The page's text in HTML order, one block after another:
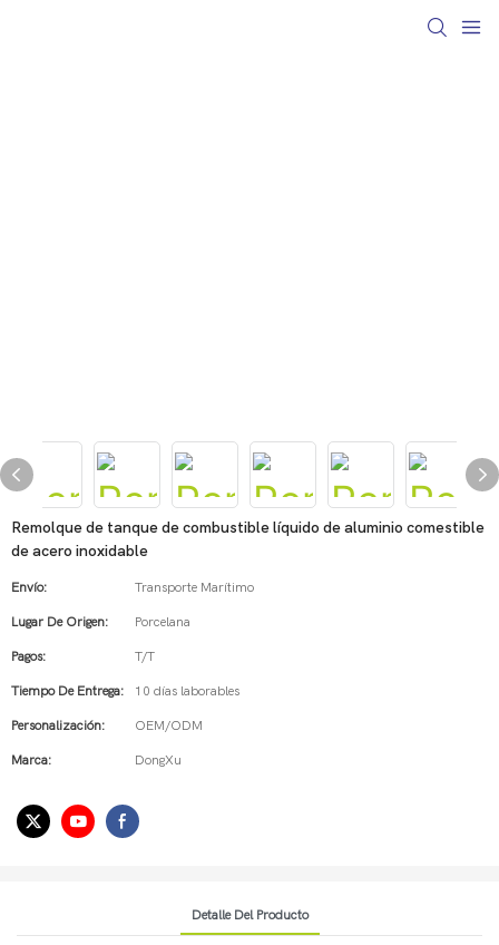
Remolque de tanque de combustible líquido de aluminio comestible
de acero inoxidable
Envío: Transporte Marítimo
Lugar De Origen: Porcelana
Pagos: T/T
Tiempo De Entrega: 10 días laborables
Personalización: OEM/ODM
Marca: DongXu
Detalle Del Producto